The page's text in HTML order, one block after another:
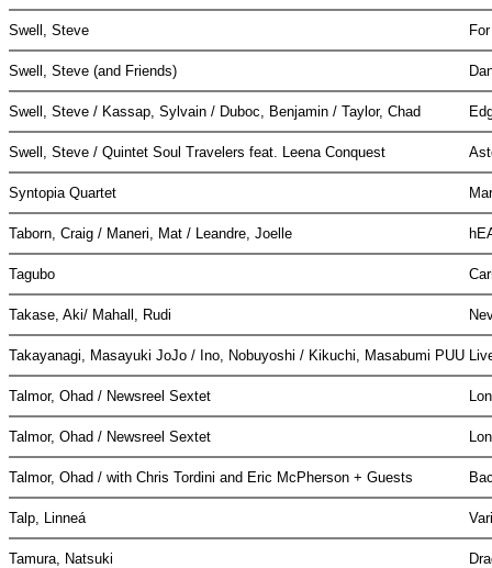
Swell, Steve
Swell, Steve (and Friends)
Swell, Steve / Kassap, Sylvain / Duboc, Benjamin / Taylor, Chad
Swell, Steve / Quintet Soul Travelers feat. Leena Conquest
Syntopia Quartet
Taborn, Craig / Maneri, Mat / Leandre, Joelle
Tagubo
Takase, Aki/ Mahall, Rudi
Takayanagi, Masayuki JoJo / Ino, Nobuyoshi / Kikuchi, Masabumi PUU
Talmor, Ohad / Newsreel Sextet
Talmor, Ohad / Newsreel Sextet
Talmor, Ohad / with Chris Tordini and Eric McPherson + Guests
Talp, Linneá
Tamura, Natsuki